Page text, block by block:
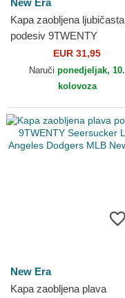
New Era
Kapa zaobljena ljubičasta
podesiv 9TWENTY
Seersucker New York
Yankees MLB New Era
EUR 31,95
Naruči ponedjeljak, 10.
kolovoza
New Era
Kapa zaobljena plava